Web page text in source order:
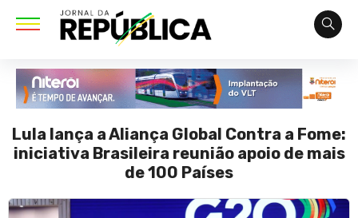
Lula lança a Aliança Global Contra a Fome:
iniciativa Brasileira reunião apoio de mais
de 100 Países